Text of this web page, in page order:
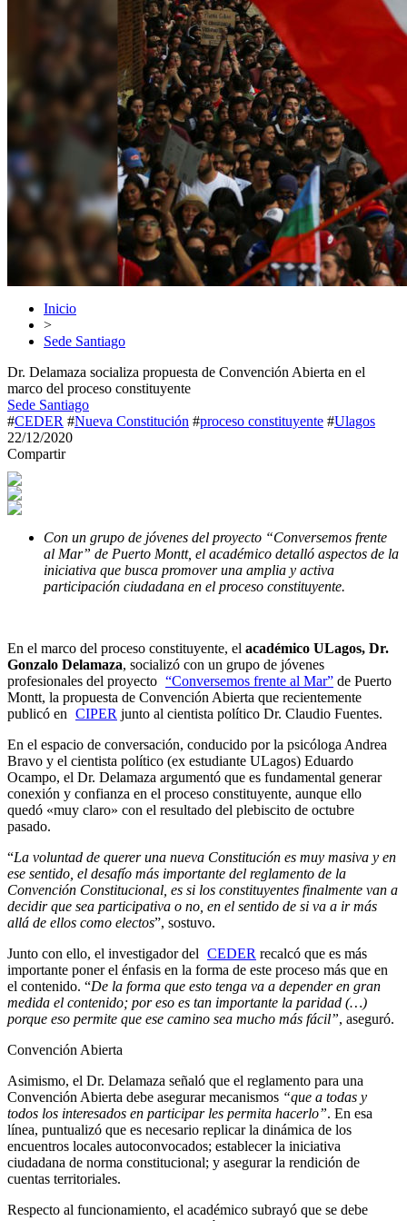
Inicio
>
Sede Santiago
Dr. Delamaza socializa propuesta de Convención Abierta en el
marco del proceso constituyente
Sede Santiago
#CEDER #Nueva Constitución #proceso constituyente #Ulagos
22/12/2020
Compartir
Con un grupo de jóvenes del proyecto “Conversemos frente
al Mar” de Puerto Montt, el académico detalló aspectos de la
iniciativa que busca promover una amplia y activa
participación ciudadana en el proceso constituyente.
En el marco del proceso constituyente, el académico ULagos, Dr.
Gonzalo Delamaza, socializó con un grupo de jóvenes
profesionales del proyecto “Conversemos frente al Mar” de Puerto
Montt, la propuesta de Convención Abierta que recientemente
publicó en CIPER junto al cientista político Dr. Claudio Fuentes.
En el espacio de conversación, conducido por la psicóloga Andrea
Bravo y el cientista político (ex estudiante ULagos) Eduardo
Ocampo, el Dr. Delamaza argumentó que es fundamental generar
conexión y confianza en el proceso constituyente, aunque ello
quedó «muy claro» con el resultado del plebiscito de octubre
pasado.
“La voluntad de querer una nueva Constitución es muy masiva y en
ese sentido, el desafío más importante del reglamento de la
Convención Constitucional, es si los constituyentes finalmente van a
decidir que sea participativa o no, en el sentido de si va a ir más
allá de ellos como electos”, sostuvo.
Junto con ello, el investigador del CEDER recalcó que es más
importante poner el énfasis en la forma de este proceso más que en
el contenido. “De la forma que esto tenga va a depender en gran
medida el contenido; por eso es tan importante la paridad (…)
porque eso permite que ese camino sea mucho más fácil”, aseguró.
Convención Abierta
Asimismo, el Dr. Delamaza señaló que el reglamento para una
Convención Abierta debe asegurar mecanismos “que a todas y
todos los interesados en participar les permita hacerlo”. En esa
línea, puntualizó que es necesario replicar la dinámica de los
encuentros locales autoconvocados; establecer la iniciativa
ciudadana de norma constitucional; y asegurar la rendición de
cuentas territoriales.
Respecto al funcionamiento, el académico subrayó que se debe